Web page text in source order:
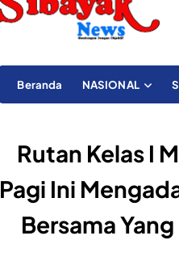
Beranda NASIONAL
Rutan Kelas I
Pagi Ini
Bersama